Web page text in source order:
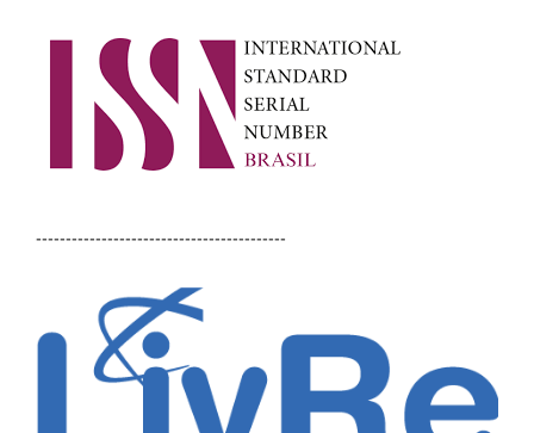
------------------------------------------